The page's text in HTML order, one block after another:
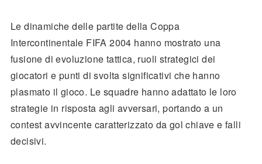
Le dinamiche delle partite della Coppa
Intercontinentale FIFA 2004 hanno mostrato una
fusione di evoluzione tattica, ruoli strategici dei
giocatori e punti di svolta significativi che hanno
plasmato il gioco. Le squadre hanno adattato le loro
strategie in risposta agli avversari, portando a un
contest avvincente caratterizzato da gol chiave e falli
decisivi.